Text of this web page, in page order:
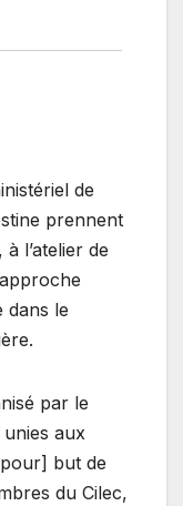
de
prennent
l’atelier de
dans le
par le
unies aux
but de
du Cilec,